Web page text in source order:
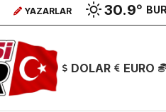
YAZARLAR 30.9°
DOLAR EURO